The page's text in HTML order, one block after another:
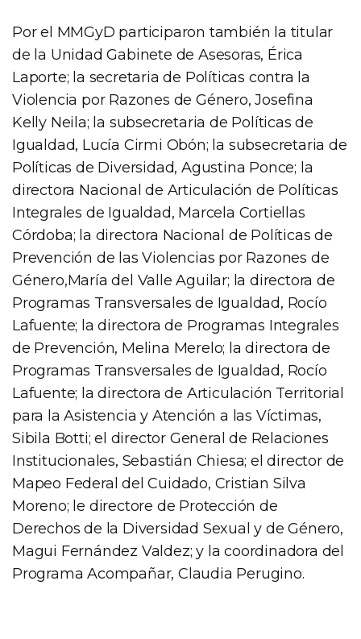
Por el MMGyD participaron también la titular
de la Unidad Gabinete de Asesoras, Érica
Laporte; la secretaria de Políticas contra la
Violencia por Razones de Género, Josefina
Kelly Neila; la subsecretaria de Políticas de
Igualdad, Lucía Cirmi Obón; la subsecretaria de
Políticas de Diversidad, Agustina Ponce; la
directora Nacional de Articulación de Políticas
Integrales de Igualdad, Marcela Cortiellas
Córdoba; la directora Nacional de Políticas de
Prevención de las Violencias por Razones de
Género,María del Valle Aguilar; la directora de
Programas Transversales de Igualdad, Rocío
Lafuente; la directora de Programas Integrales
de Prevención, Melina Merelo; la directora de
Programas Transversales de Igualdad, Rocío
Lafuente; la directora de Articulación Territorial
para la Asistencia y Atención a las Víctimas,
Sibila Botti; el director General de Relaciones
Institucionales, Sebastián Chiesa; el director de
Mapeo Federal del Cuidado, Cristian Silva
Moreno; le directore de Protección de
Derechos de la Diversidad Sexual y de Género,
Magui Fernández Valdez; y la coordinadora del
Programa Acompañar, Claudia Perugino.